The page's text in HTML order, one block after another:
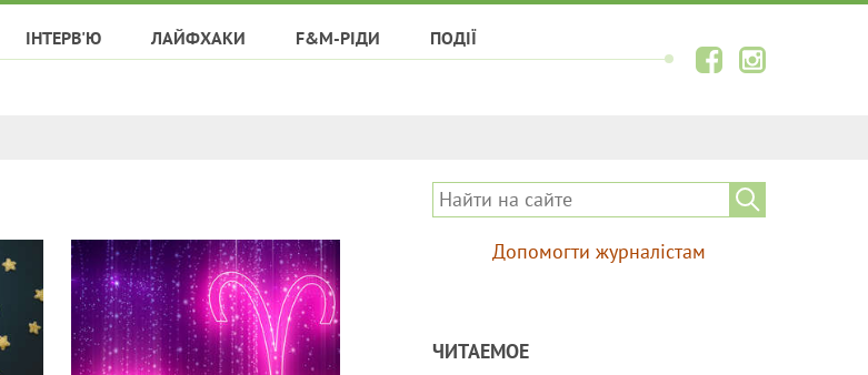
ІНТЕРВ'Ю ЛАЙФХАКИ F&M-РІДИ ПОДІЇ
Допомогти журналістам
ЧИТАЕМОЕ